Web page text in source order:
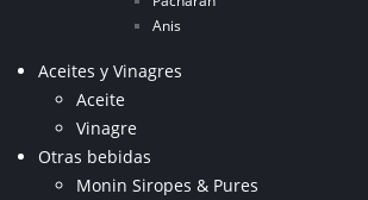
Anis
Aceites y Vinagres
Aceite
Vinagre
Otras bebidas
Monin Siropes & Pures